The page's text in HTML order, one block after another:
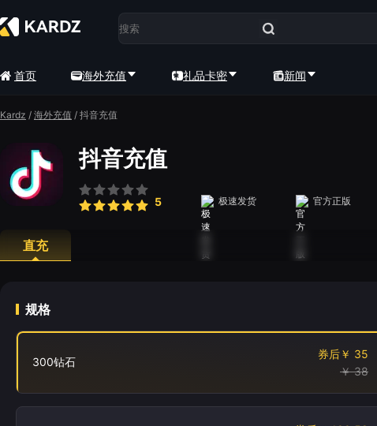
首页 海外充值 礼品卡密 新闻
Kardz / 海外充值 / 抖音充值
抖音充值
5 极速发货 官方正版
直充
规格
300钻石
券后￥ 35
￥ 38